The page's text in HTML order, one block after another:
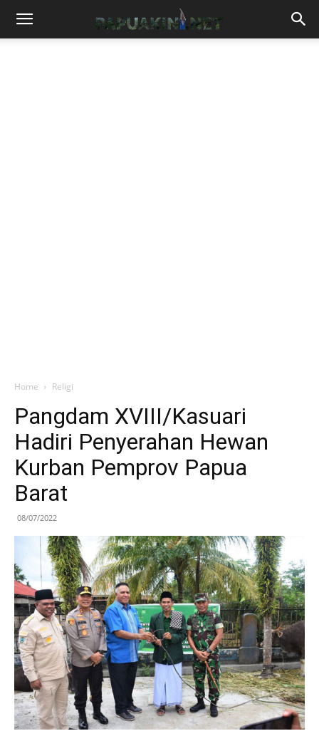
Home Religi
Pangdam XVIII/Kasuari
Hadiri Penyerahan Hewan
Kurban Pemprov Papua
Barat
08/07/2022